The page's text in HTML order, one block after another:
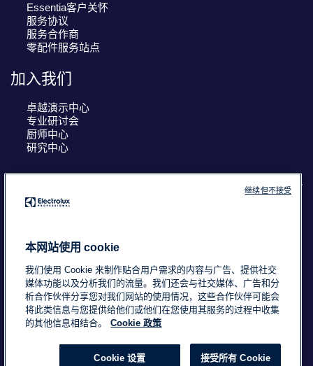
Essentia客户关怀
服务协议
服务合作商
零配件服务站点
加入我们
卓越演示中心
专业研讨会
厨师中心
研究中心
您的选择： 中国
浙ICP备18015725号-2
Data Privacy Statement
Cookie Policy
条款与条件
本网站使用 cookie
我们使用 Cookie 来制作贴合用户需求的内容与广告、提供社交
媒体功能以及分析我们的流量。我们还会与社交媒体、广告和分
析合作伙伴分享您对我们网站的使用情况，这些合作伙伴可能会
将此类信息与您提供给他们或他们在您使用其服务的过程中收集
的其他信息相结合。
Cookie 政策
接受所有 Cookie
Cookie 设置
继续但不接受